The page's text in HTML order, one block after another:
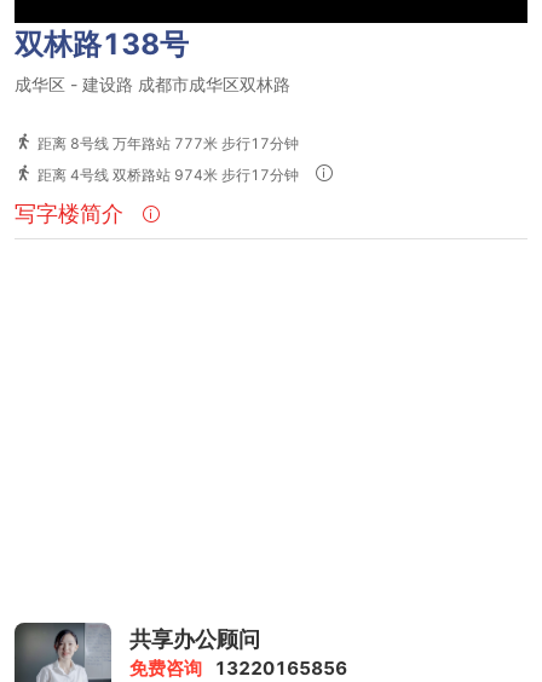
双林路138号
成华区 - 建设路 成都市成华区双林路
距离 8号线 万年路站 777米 步行17分钟
距离 4号线 双桥路站 974米 步行17分钟
写字楼简介
共享办公顾问
免费咨询
13220165856